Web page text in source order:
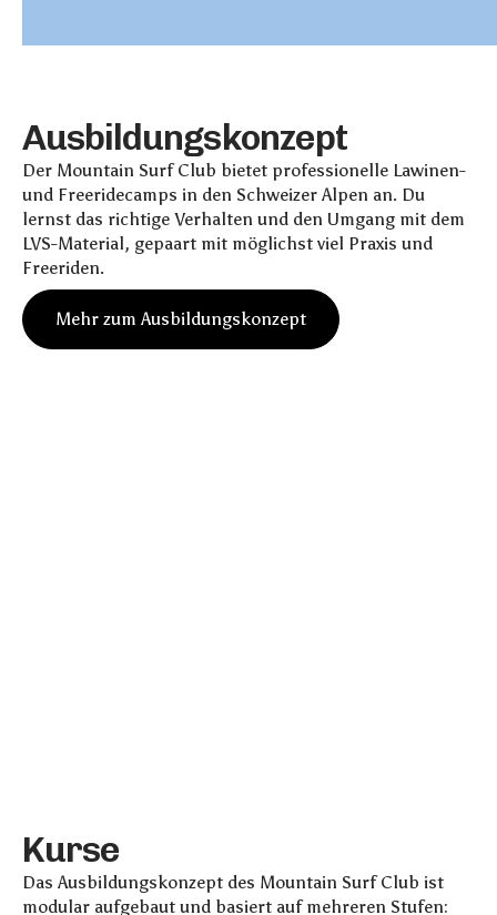
Ausbildungskonzept
Der Mountain Surf Club bietet professionelle Lawinen-
und Freeridecamps in den Schweizer Alpen an. Du
lernst das richtige Verhalten und den Umgang mit dem
LVS-Material, gepaart mit möglichst viel Praxis und
Freeriden.
Mehr zum Ausbildungskonzept
Kurse
Das Ausbildungskonzept des Mountain Surf Club ist
modular aufgebaut und basiert auf mehreren Stufen: